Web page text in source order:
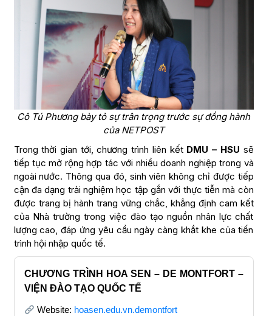
Cô Tú Phương bày tỏ sự trân trọng trước sự đồng hành
của NETPOST
Trong thời gian tới, chương trình liên kết DMU – HSU sẽ
tiếp tục mở rộng hợp tác với nhiều doanh nghiệp trong và
ngoài nước. Thông qua đó, sinh viên không chỉ được tiếp
cận đa dạng trải nghiệm học tập gắn với thực tiễn mà còn
được trang bị hành trang vững chắc, khẳng định cam kết
của Nhà trường trong việc đào tạo nguồn nhân lực chất
lượng cao, đáp ứng yêu cầu ngày càng khắt khe của tiến
trình hội nhập quốc tế.
CHƯƠNG TRÌNH HOA SEN – DE MONTFORT –
VIỆN ĐÀO TẠO QUỐC TẾ
Website: hoasen.edu.vn.demontfort